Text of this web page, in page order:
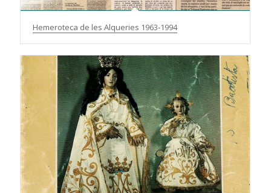
Hemeroteca de les Alqueries 1963-1994